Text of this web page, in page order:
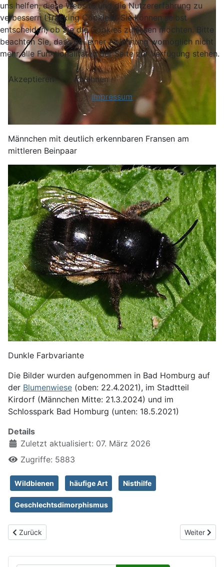
Männchen mit deutlich erkennbaren Fransen am
mittleren Beinpaar
Dunkle Farbvariante
Die Bilder wurden aufgenommen in Bad Homburg auf
der Blumenwiese (oben: 22.4.2021), im Stadtteil
Kirdorf (Männchen Mitte: 21.3.2024) und im
Schlosspark Bad Homburg (unten: 18.5.2021)
Details
Zuletzt aktualisiert: 07. März 2026
Zugriffe: 5883
Wildbienen häufige Art Nisthilfe
Geschlechtsdimorphismus
Vorheriger Beitrag: Streifen-Pelzbiene, Anthophora aestivalis
Zurück Nächster
Weiter
uns helfen, diese Website und die Nutzererfahrung zu
verbessern (Tracking Cookies). Sie können selbst
entscheiden, ob Sie die Cookies zulassen möchten. Bitte
beachten Sie, dass bei einer Ablehnung womöglich nicht
mehr alle Funktionalitäten der Seite zur Verfügung stehen.
Akzeptieren
Ablehnen
Impressum